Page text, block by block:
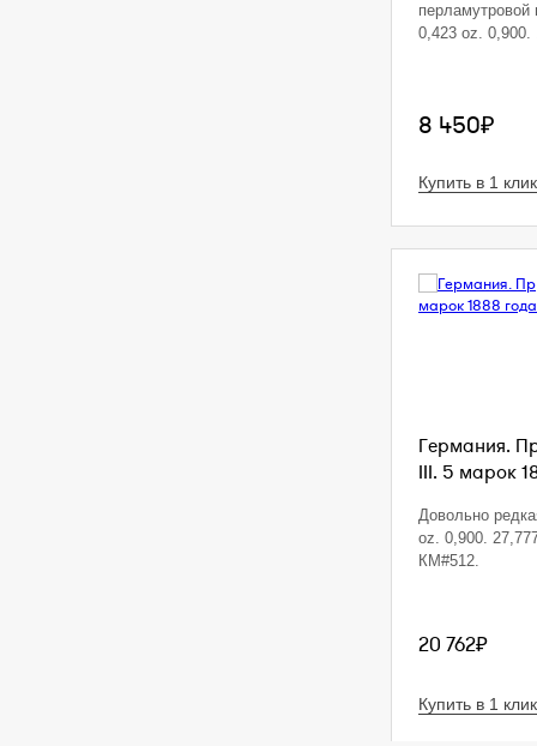
перламутровой
0,423 oz. 0,900.
8 450₽
Купить в 1 клик
Германия.
III. 5 марок
Довольно
oz. 0,900.
КМ#512.
20 762₽
Купить в 1 клик